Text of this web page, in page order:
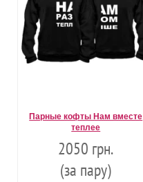
Парные кофты Нам вместе
теплее
2050 грн.
(за пару)